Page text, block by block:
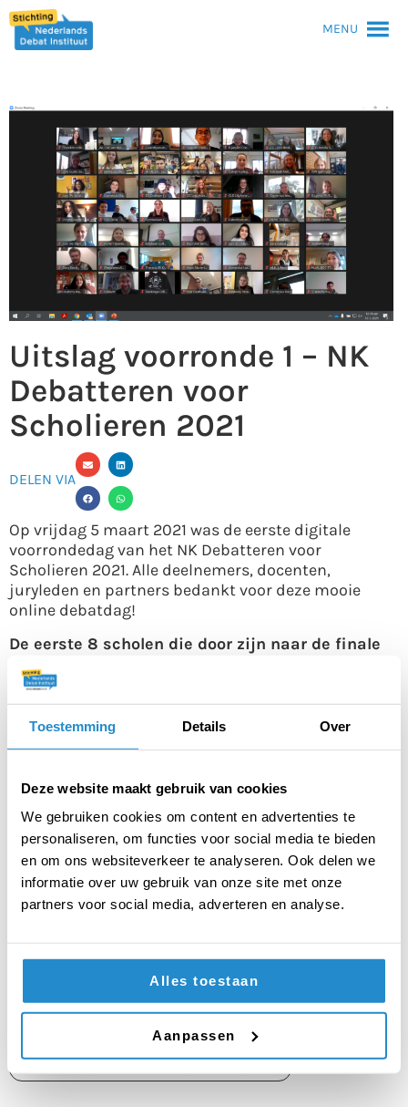
Toestemming Details Over
Deze website maakt gebruik van cookies
We gebruiken cookies om content en advertenties te
personaliseren, om functies voor social media te bieden
en om ons websiteverkeer te analyseren. Ook delen we
informatie over uw gebruik van onze site met onze
partners voor social media, adverteren en analyse.
Alles toestaan
Aanpassen
MENU
Uitslag voorronde 1 – NK
Debatteren voor
Scholieren 2021
DELEN VIA
Op vrijdag 5 maart 2021 was de eerste digitale
voorrondedag van het NK Debatteren voor
Scholieren 2021. Alle deelnemers, docenten,
juryleden en partners bedankt voor deze mooie
online debatdag!
De eerste 8 scholen die door zijn naar de finale
op 17 april zijn:
Wartburg College – locatie Revius
Utrechts Stedelijk Gymnasium
Etty Hillesum Lyceum
Niftarlake College
Mendelcollege
Beatrix College
Stedelijk Gymnasium Breda
De beste nieuwkomer van vandaag was:Laar en
Berg.
De volledige uitslag vind je hier:Scholen